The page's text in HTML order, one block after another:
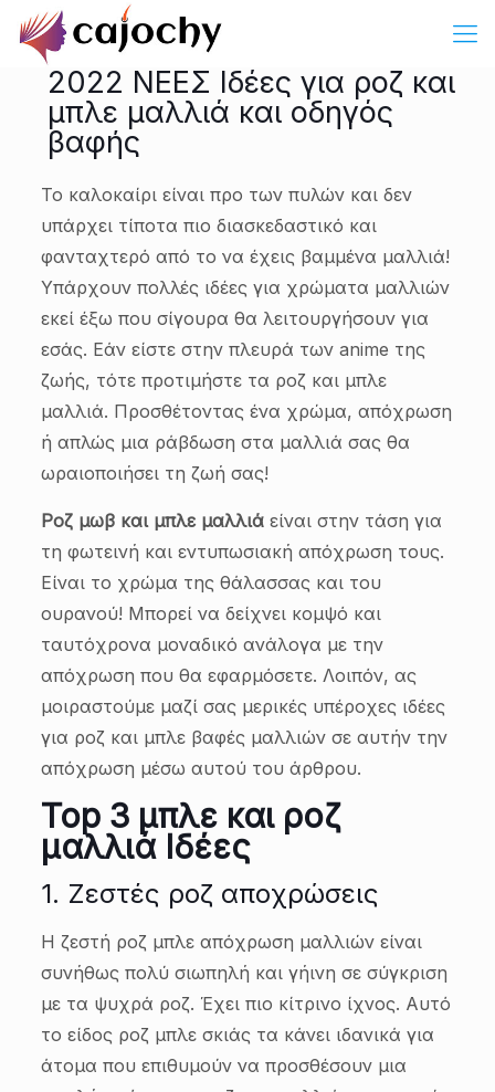
2022 ΝΕΕΣ Ιδέες για ροζ και
μπλε μαλλιά και οδηγός
βαφής
Το καλοκαίρι είναι προ των πυλών και δεν
υπάρχει τίποτα πιο διασκεδαστικό και
φανταχτερό από το να έχεις βαμμένα μαλλιά!
Υπάρχουν πολλές ιδέες για χρώματα μαλλιών
εκεί έξω που σίγουρα θα λειτουργήσουν για
εσάς. Εάν είστε στην πλευρά των anime της
ζωής, τότε προτιμήστε τα ροζ και μπλε
μαλλιά. Προσθέτοντας ένα χρώμα, απόχρωση
ή απλώς μια ράβδωση στα μαλλιά σας θα
ωραιοποιήσει τη ζωή σας!
Ροζ μωβ και μπλε μαλλιάείναι στην τάση για
τη φωτεινή και εντυπωσιακή απόχρωση τους.
Είναι το χρώμα της θάλασσας και του
ουρανού! Μπορεί να δείχνει κομψό και
ταυτόχρονα μοναδικό ανάλογα με την
απόχρωση που θα εφαρμόσετε. Λοιπόν, ας
μοιραστούμε μαζί σας μερικές υπέροχες ιδέες
για ροζ και μπλε βαφές μαλλιών σε αυτήν την
απόχρωση μέσω αυτού του άρθρου.
Top 3 μπλε και ροζ
μαλλιάΙδέες
1. Ζεστές ροζ αποχρώσεις
Η ζεστή ροζ μπλε απόχρωση μαλλιών είναι
συνήθως πολύ σιωπηλή και γήινη σε σύγκριση
με τα ψυχρά ροζ. Έχει πιο κίτρινο ίχνος. Αυτό
το είδος ροζ μπλε σκιάς τα κάνει ιδανικά για
άτομα που επιθυμούν να προσθέσουν μια